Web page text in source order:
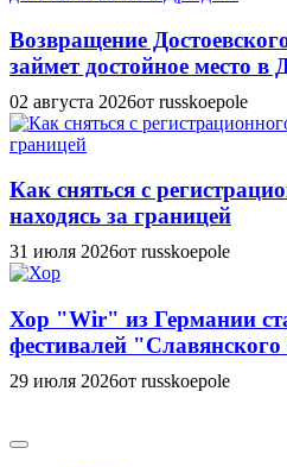
Возвращение
займет достойное место в
02 августа 2026от russkoepole
Как сняться с
находясь за границей
31 июля 2026от russkoepole
Хор "Wir" из Германии
фестивалей "Славянского
29 июля 2026от russkoepole